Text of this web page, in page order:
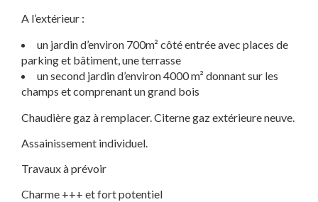
A l’extérieur :
un jardin d’environ 700m² côté entrée avec places de
parking et bâtiment, une terrasse
un second jardin d’environ 4000 m² donnant sur les
champs et comprenant un grand bois
Chaudière gaz à remplacer. Citerne gaz extérieure neuve.
Assainissement individuel.
Travaux à prévoir
Charme +++ et fort potentiel